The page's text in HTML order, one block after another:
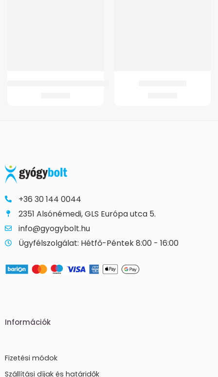
+36 30 144 0044
2351 Alsónémedi, GLS Európa utca 5.
info@gyogybolt.hu
Ügyfélszolgálat: Hétfő-Péntek 8:00 - 16:00
Információk
Fizetési módok
Szállítási díjak és határidők